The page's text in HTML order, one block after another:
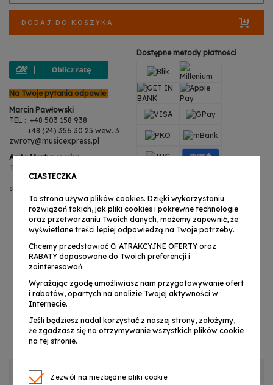
DODAJ DO KOSZYKA
Na Twoje pytania odpowie:
Marcin Pawłowski
TEL : +48 503 158 938
+48 (24) 356 30 25 wew. 3
zwroty@musicexpress.pl
Anita Martynowska
TEL : +48 503 158 938
+48 (24) 356 30 25 wew. 3
serwis@musicexpress.pl
Dostępne metody płatności
OPIS PRODUKTU
CIASTECZKA
Ta strona używa plików cookies. Dzięki wykorzystaniu
rozwiązań takich, jak pliki cookies i pokrewne technologie
oraz przetwarzaniu Twoich danych, możemy zapewnić, że
wyświetlane treści lepiej odpowiedzą na Twoje potrzeby.
Chcemy przedstawiać Ci ATRAKCYJNE OFERTY oraz
RABATY dopasowane do Twoich preferencji i
zainteresowań.
Wyrażając zgodę umożliwiasz nam przygotowywanie ofert
i rabatów, opartych na analizie Twojej aktywności w
Internecie.
Jeśli będziesz nadal korzystać z naszej strony, założymy,
że zgadzasz się na otrzymywanie wszystkich plików cookie
na tej stronie.
Zezwól na niezbędne pliki cookie